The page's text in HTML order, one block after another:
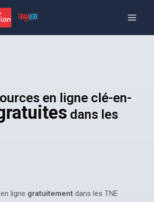
en ligne clé-en-
dans les
ligne gratuitement dans les TNE
cookies